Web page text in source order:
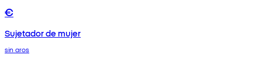
€
Sujetador de mujer
sin aros